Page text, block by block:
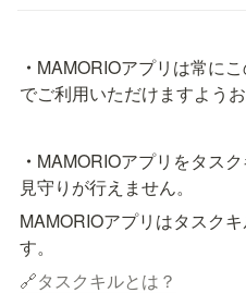
・ MAMORIOアプリは常に
でご利用いただけますよう
・ MAMORIOアプリをタス
見守りが行えません。
MAMORIOアプリはタスク
す。
🔗タスクキルとは？